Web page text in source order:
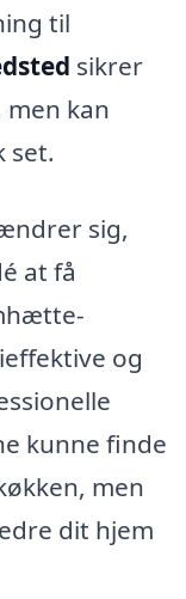
til
sikrer
kan
set.
sig,
at få
og
kunne finde
men
dit hjem